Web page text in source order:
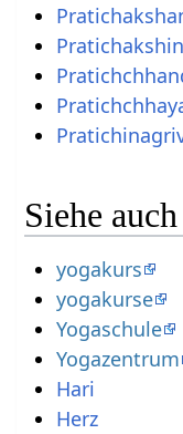
Pratichakshin
Siehe auch
yogakurs
yogakurse
Yogaschule
Yogazentrum
Hari
Herz